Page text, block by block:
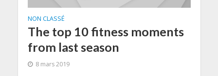
NON CLASSÉ
The top 10 fitness moments
from last season
8 mars 2019